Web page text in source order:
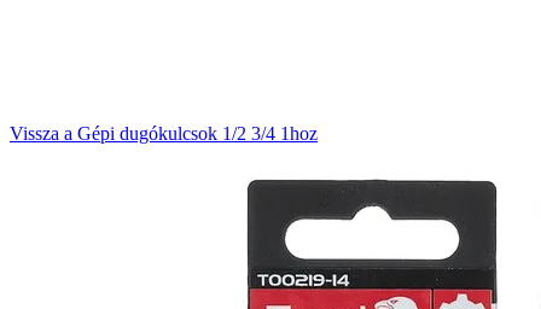
Vissza a Gépi dugókulcsok 1/2 3/4 1hoz